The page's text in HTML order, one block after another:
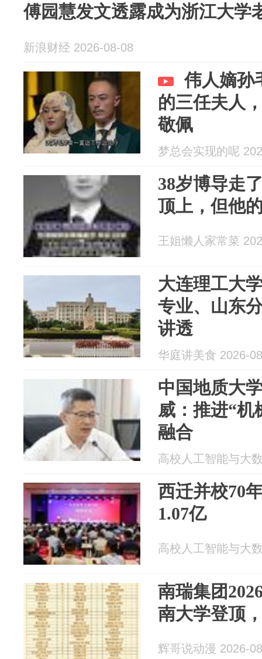
傅园慧发文透露成为浙江大学
新浪财经 2026-08-08
伟人嫡孙
的三任夫人
敬佩
梦总会实现的呢
38岁博导走
顶上，但他
王姐懒人家常菜
大连理工大
专业、山东
讲透
华庭讲美食 2026-
中国地质大
威：推进“
融合
高校人工智能与大
西迁并校70
1.07亿
高校人工智能与大
南瑞集团
南大学登顶
辉哥说动漫 2026-